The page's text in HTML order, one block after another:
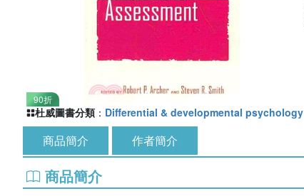
90折
杜威圖書分類 ： Differential & developmental psychology
商品簡介 作者簡介
商品簡介